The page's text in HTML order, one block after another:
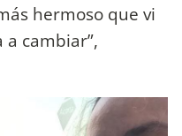
hermoso que vi
a cambiar”,